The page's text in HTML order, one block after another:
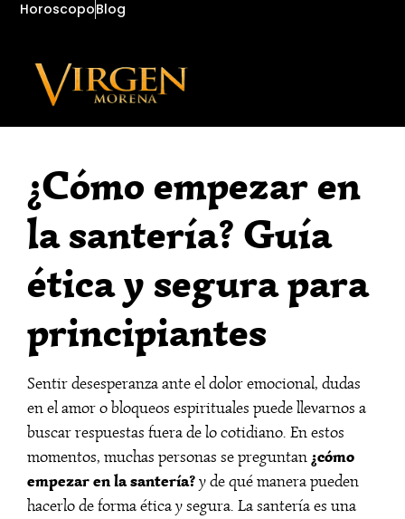
HoroscopoBlog
¿Cómo empezar en
la santería? Guía
ética y segura para
principiantes
Sentir desesperanza ante el dolor emocional, dudas
en el amor o bloqueos espirituales puede llevarnos a
buscar respuestas fuera de lo cotidiano. En estos
momentos, muchas personas se preguntan ¿cómo
empezar en la santería?y de qué manera pueden
hacerlo de forma ética y segura. La santería es una